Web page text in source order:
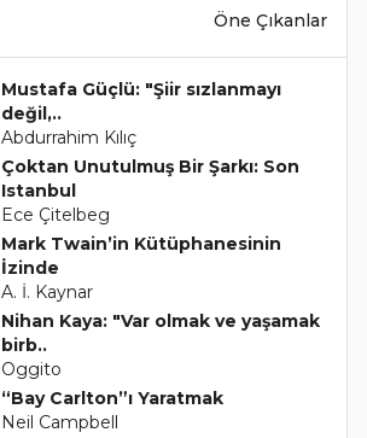
Öne Çıkanlar
Mustafa Güçlü: "Şiir sızlanmayı
değil,..
Abdurrahim Kılıç
Çoktan Unutulmuş Bir Şarkı: Son
Istanbul
Ece Çitelbeg
Mark Twain’in Kütüphanesinin
İzinde
A. İ. Kaynar
Nihan Kaya: "Var olmak ve yaşamak
birb..
Oggito
“Bay Carlton”ı Yaratmak
Neil Campbell